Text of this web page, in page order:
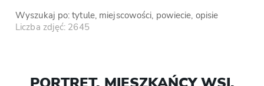
Wyszukaj po: tytule, miejscowości, powiecie, opisie
Liczba zdjęć: 2645